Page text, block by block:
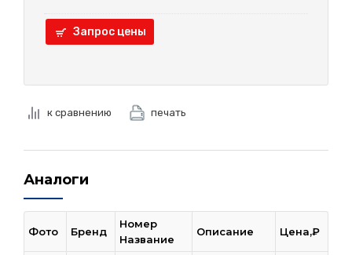
Запрос цены
к сравнению печать
Аналоги
Фото Бренд
Номер
Название
Описание Цена,₽